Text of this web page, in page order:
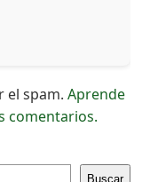
el spam.Aprende
comentarios.
Buscar